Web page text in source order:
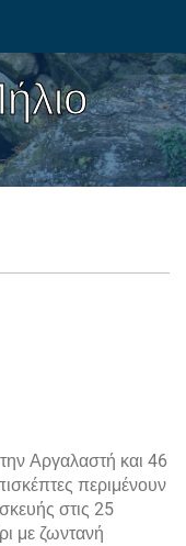
Αργαλαστή και 46
περιμένουν
στις 25
με ζωντανή